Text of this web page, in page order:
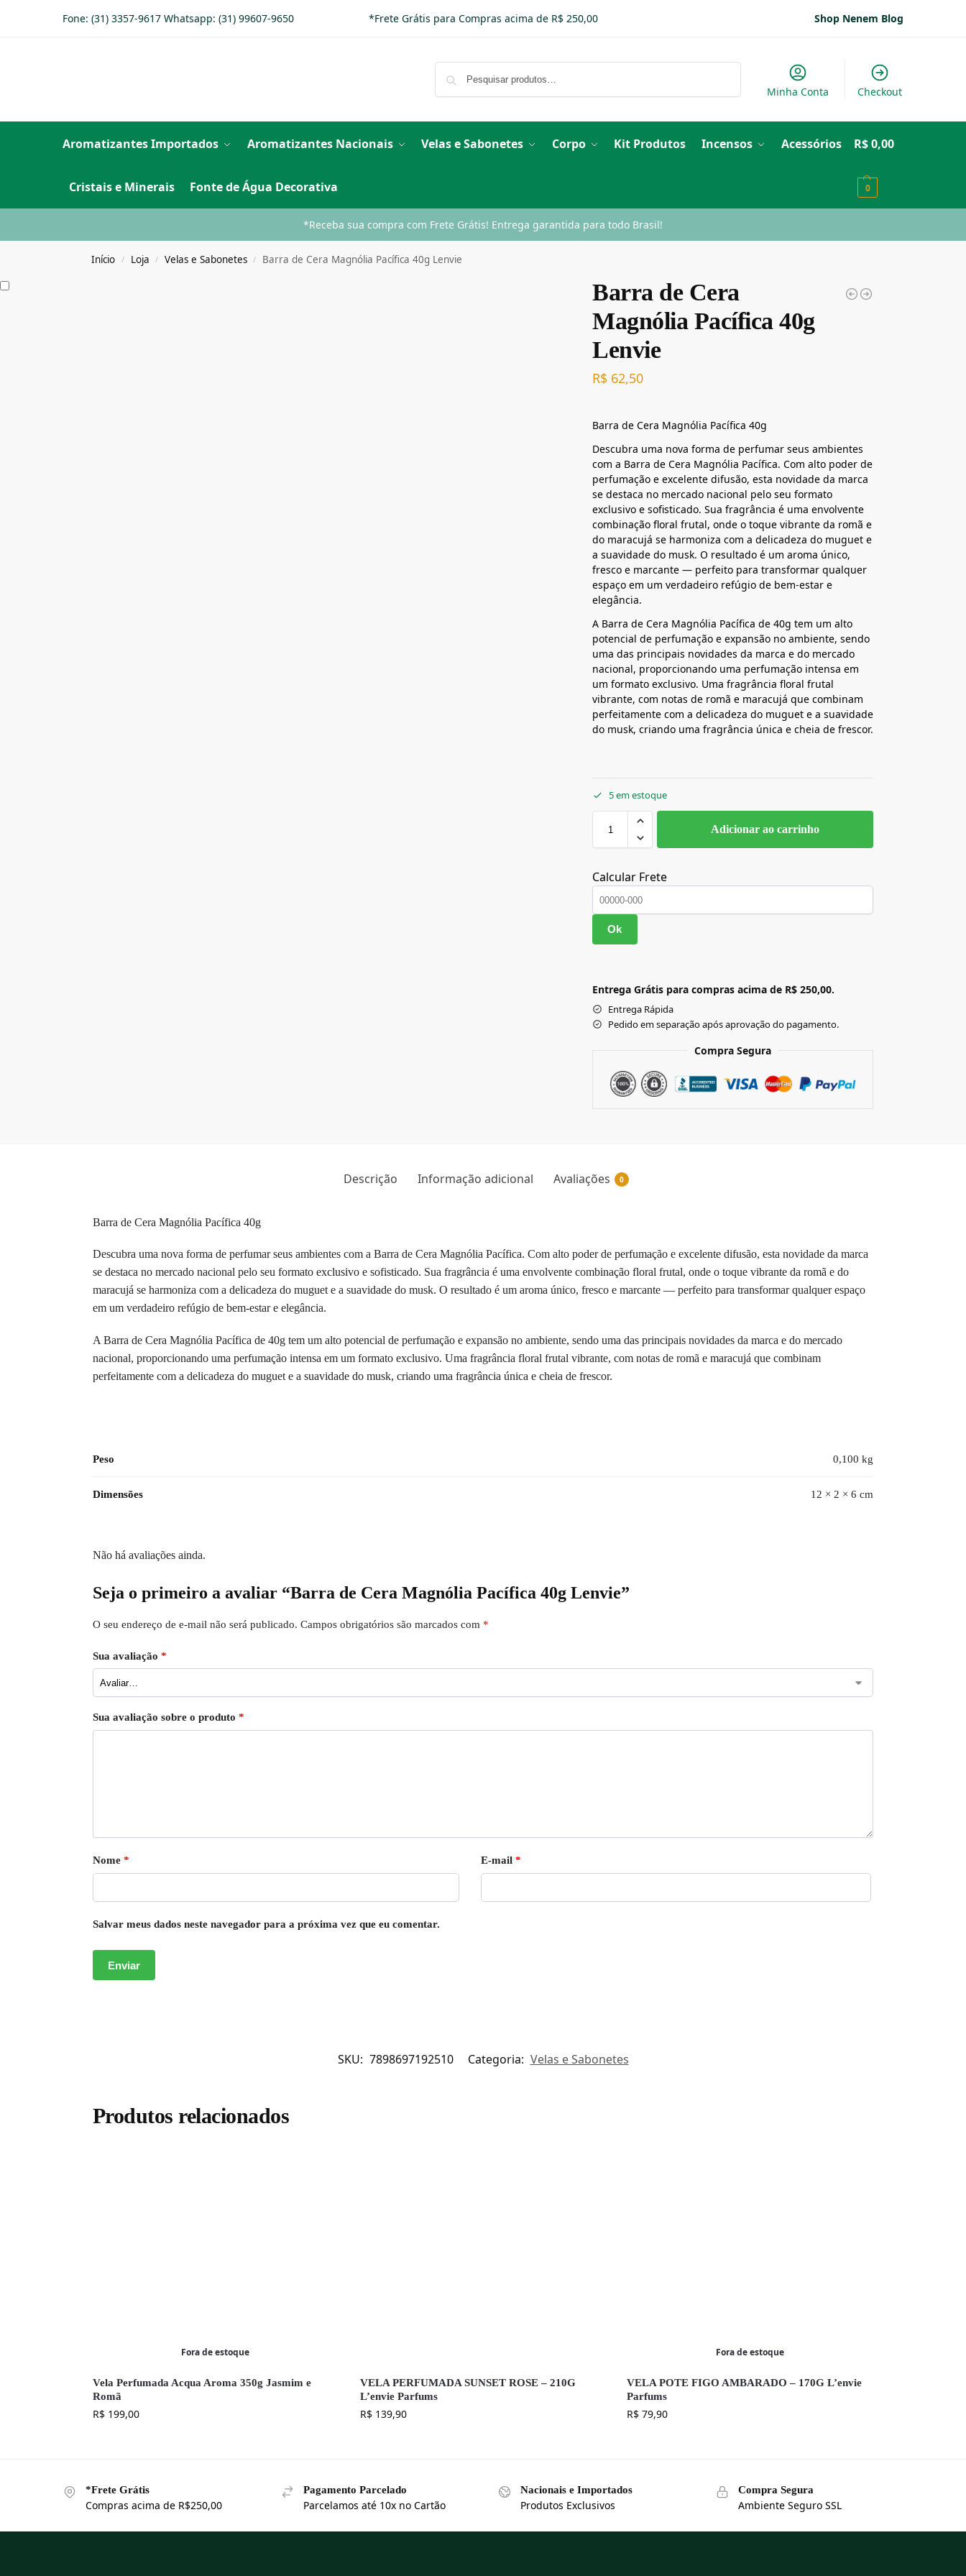
Fone: (31) 3357-9617 Whatsapp: (31) 99607-9650 *Frete Grátis para Compras acima de R$ 250,00 Shop Nenem Blog
Minha Conta Checkout
Aromatizantes Importados Aromatizantes Nacionais Velas e Sabonetes Corpo Kit Produtos Incensos Acessórios
Cristais e Minerais Fonte de Água Decorativa
R$0,00
0
*Receba sua compra com Frete Grátis! Entrega garantida para todo Brasil!
Início / Loja / Velas e Sabonetes / Barra de Cera Magnólia Pacífica 40g Lenvie
Barra de Cera
Magnólia Pacífica 40g
Lenvie
R$ 62,50
Barra de Cera Magnólia Pacífica 40g
Descubra uma nova forma de perfumar seus ambientes
com a Barra de Cera Magnólia Pacífica. Com alto poder de
perfumação e excelente difusão, esta novidade da marca
se destaca no mercado nacional pelo seu formato
exclusivo e sofisticado. Sua fragrância é uma envolvente
combinação floral frutal, onde o toque vibrante da romã e
do maracujá se harmoniza com a delicadeza do muguet e
a suavidade do musk. O resultado é um aroma único,
fresco e marcante — perfeito para transformar qualquer
espaço em um verdadeiro refúgio de bem-estar e
elegância.
A Barra de Cera Magnólia Pacífica de 40g tem um alto
potencial de perfumação e expansão no ambiente, sendo
uma das principais novidades da marca e do mercado
nacional, proporcionando uma perfumação intensa em
um formato exclusivo. Uma fragrância floral frutal
vibrante, com notas de romã e maracujá que combinam
perfeitamente com a delicadeza do muguet e a suavidade
do musk, criando uma fragrância única e cheia de frescor.
5 em estoque
Adicionar ao carrinho
Calcular Frete
Ok
Entrega Grátis para compras acima de R$ 250,00.
Entrega Rápida
Pedido em separação após aprovação do pagamento.
Compra Segura
Descrição Informação adicional Avaliações 0
Barra de Cera Magnólia Pacífica 40g
Descubra uma nova forma de perfumar seus ambientes com a Barra de Cera Magnólia Pacífica. Com alto poder de perfumação e excelente difusão, esta novidade da marca
se destaca no mercado nacional pelo seu formato exclusivo e sofisticado. Sua fragrância é uma envolvente combinação floral frutal, onde o toque vibrante da romã e do
maracujá se harmoniza com a delicadeza do muguet e a suavidade do musk. O resultado é um aroma único, fresco e marcante — perfeito para transformar qualquer espaço
em um verdadeiro refúgio de bem-estar e elegância.
A Barra de Cera Magnólia Pacífica de 40g tem um alto potencial de perfumação e expansão no ambiente, sendo uma das principais novidades da marca e do mercado
nacional, proporcionando uma perfumação intensa em um formato exclusivo. Uma fragrância floral frutal vibrante, com notas de romã e maracujá que combinam
perfeitamente com a delicadeza do muguet e a suavidade do musk, criando uma fragrância única e cheia de frescor.
Peso 0,100 kg
Dimensões 12 × 2 × 6 cm
Não há avaliações ainda.
Seja o primeiro a avaliar “Barra de Cera Magnólia Pacífica 40g Lenvie”
O seu endereço de e-mail não será publicado. Campos obrigatórios são marcados com *
Sua avaliação *
Sua avaliação sobre o produto *
Nome * E-mail *
Salvar meus dados neste navegador para a próxima vez que eu comentar.
SKU: 7898697192510 Categoria: Velas e Sabonetes
Produtos relacionados
Fora de estoque
Vela Perfumada Acqua Aroma 350g Jasmim e
Romã
R$199,00
VELA PERFUMADA SUNSET ROSE – 210G
L’envie Parfums
R$139,90
Fora de estoque
VELA POTE FIGO AMBARADO – 170G L’envie
Parfums
R$ 79,90
*Frete Grátis
Compras acima de R$250,00
Pagamento Parcelado
Parcelamos até 10x no Cartão
Nacionais e Importados
Produtos Exclusivos
Compra Segura
Ambiente Seguro SSL